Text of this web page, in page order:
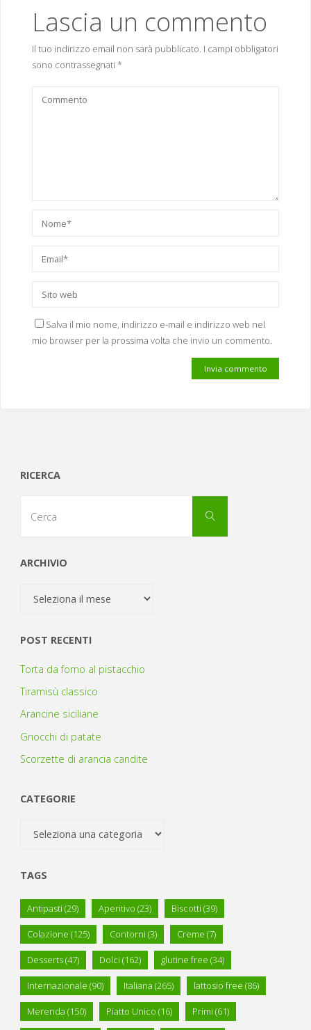
Lascia un commento
Il tuo indirizzo email non sarà pubblicato. I campi obbligatori
sono contrassegnati *
Salva il mio nome, indirizzo e-mail e indirizzo web nel
mio browser per la prossima volta che invio un commento.
RICERCA
Cerca
ARCHIVIO
Archivio
POST RECENTI
Torta da forno al pistacchio
Tiramisù classico
Arancine siciliane
Gnocchi di patate
Scorzette di arancia candite
CATEGORIE
Categorie
TAGS
Antipasti (29) Aperitivo (23) Biscotti (39)
Colazione (125) Contorni (3) Creme (7)
Desserts(47) Dolci (162) glutine free (34)
Internazionale (90) Italiana (265) lattosio free (86)
Merenda (150) Piatto Unico (16) Primi (61)